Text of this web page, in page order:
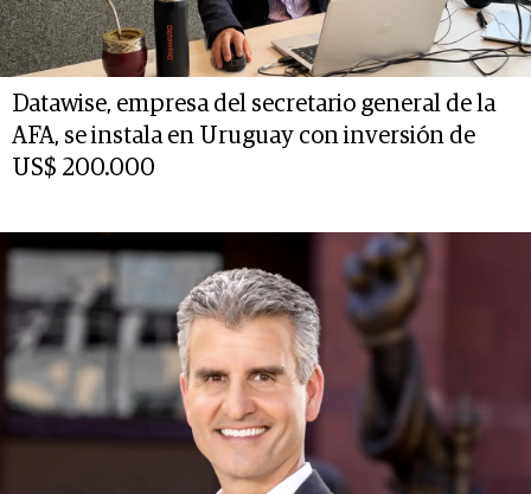
Datawise, empresa del secretario general de la
AFA, se instala en Uruguay con inversión de
US$ 200.000